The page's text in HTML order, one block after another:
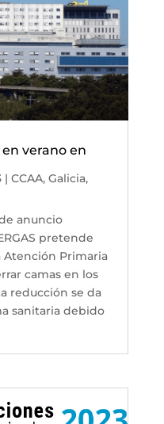
verano en
| CCAA, Galicia,
anuncio
pretende
Atención Primaria
camas en los
reducción se da
sanitaria debido